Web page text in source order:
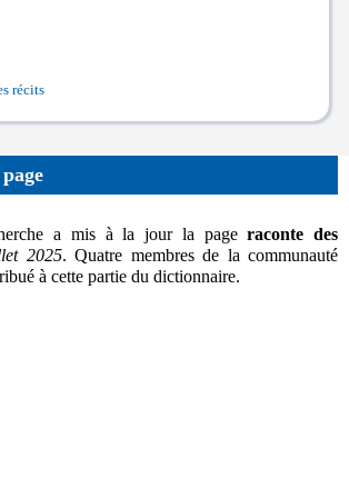
récits
a mis à la jour la pageraconte des
2025. Quatre membres de la communauté
à cette partie du dictionnaire.